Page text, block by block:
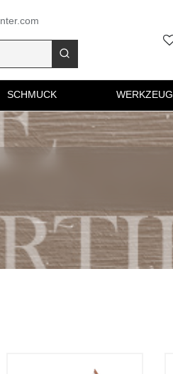
SCHMUCK WERKZEUG